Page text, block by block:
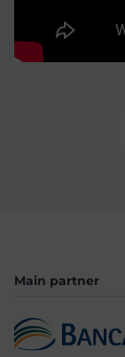
Main partner